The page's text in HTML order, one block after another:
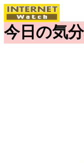
今日の気分